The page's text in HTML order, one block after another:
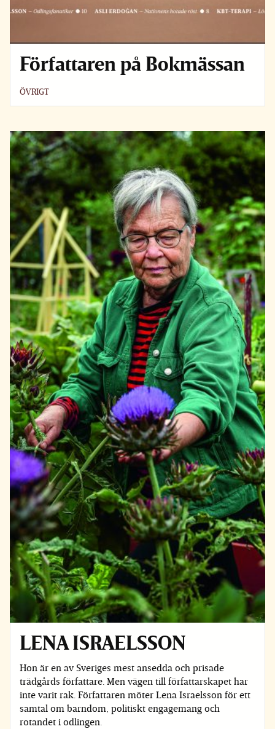
Författaren på Bokmässan
ÖVRIGT
LENA ISRAELSSON
Hon är en av Sveriges mest ansedda och prisade
trädgårds­ författare. Men vägen till författarskapet har
inte varit rak. Författaren möter Lena Israelsson för ett
samtal om barndom, politiskt engagemang och
rotandet i odlingen.